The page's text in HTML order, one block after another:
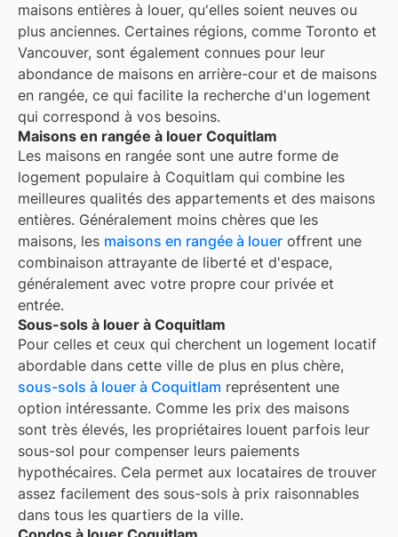
maisons entières à louer, qu'elles soient neuves ou
plus anciennes. Certaines régions, comme Toronto et
Vancouver, sont également connues pour leur
abondance de maisons en arrière-cour et de maisons
en rangée, ce qui facilite la recherche d'un logement
qui correspond à vos besoins.
Maisons en rangée à louer Coquitlam
Les maisons en rangée sont une autre forme de
logement populaire à Coquitlam qui combine les
meilleures qualités des appartements et des maisons
entières. Généralement moins chères que les
maisons, les maisons en rangée à louer offrent une
combinaison attrayante de liberté et d'espace,
généralement avec votre propre cour privée et
entrée.
Sous-sols à louer à Coquitlam
Pour celles et ceux qui cherchent un logement locatif
abordable dans cette ville de plus en plus chère,
sous-sols à louer à Coquitlam représentent une
option intéressante. Comme les prix des maisons
sont très élevés, les propriétaires louent parfois leur
sous-sol pour compenser leurs paiements
hypothécaires. Cela permet aux locataires de trouver
assez facilement des sous-sols à prix raisonnables
dans tous les quartiers de la ville.